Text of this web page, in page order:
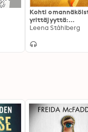
Kohti
yrittäjyyttä:
yrittäjyyttä
Leena Ståhlberg